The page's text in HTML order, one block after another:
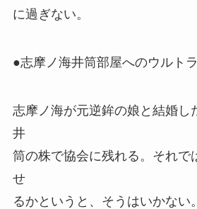
に過ぎない。
●志摩ノ海井筒部屋へのウルト
志摩ノ海が元逆鉾の娘と結婚し
井
筒の株で協会に残れる。それで
せ
るかというと、そうはいかない